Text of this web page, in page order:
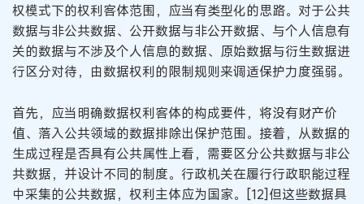
权模式下的权利客体范围，应当有类型化的思路。对于公共
数据与非公共数据、公开数据与非公开数据、与个人信息有
关的数据与不涉及个人信息的数据、原始数据与衍生数据进
行区分对待，由数据权利的限制规则来调适保护力度强弱。
首先，应当明确数据权利客体的构成要件，将没有财产价
值、落入公共领域的数据排除出保护范围。接着，从数据的
生成过程是否具有公共属性上看，需要区分公共数据与非公
共数据，并设计不同的制度。行政机关在履行行政职能过程
中采集的公共数据，权利主体应为国家。[12]但这些数据具